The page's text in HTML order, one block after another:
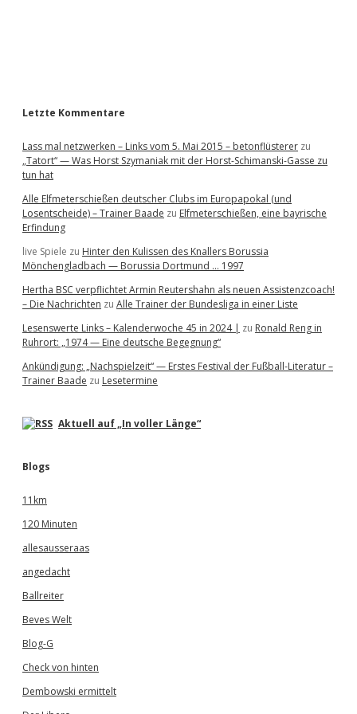
Letzte Kommentare
Lass mal netzwerken – Links vom 5. Mai 2015 – betonflüsterer zu
„Tatort“ — Was Horst Szymaniak mit der Horst-Schimanski-Gasse zu
tun hat
Alle Elfmeterschießen deutscher Clubs im Europapokal (und
Losentscheide) – Trainer Baade zu Elfmeterschießen, eine bayrische
Erfindung
live Spiele zu Hinter den Kulissen des Knallers Borussia
Mönchengladbach — Borussia Dortmund … 1997
Hertha BSC verpflichtet Armin Reutershahn als neuen Assistenzcoach!
– Die Nachrichten zu Alle Trainer der Bundesliga in einer Liste
Lesenswerte Links – Kalenderwoche 45 in 2024 | zu Ronald Reng in
Ruhrort: „1974 — Eine deutsche Begegnung“
Ankündigung: „Nachspielzeit“ — Erstes Festival der Fußball-Literatur –
Trainer Baade zu Lesetermine
Aktuell auf „In voller Länge“
Blogs
11km
120 Minuten
allesausseraas
angedacht
Ballreiter
Beves Welt
Blog-G
Check von hinten
Dembowski ermittelt